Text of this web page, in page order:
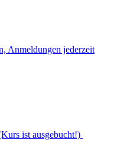
Anmeldungen jederzeit
ist ausgebucht!)